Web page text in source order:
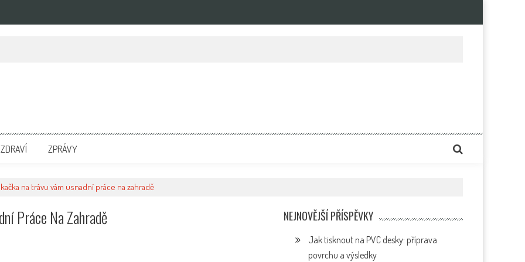
portálech. Press Media. Kde vydat Tiskovou zprávu? Na portále eKompetence
ZDRAVÍ ZPRÁVY
na trávu vám usnadní práce na zahradě
Práce Na Zahradě NEJNOVĚJŠÍ PŘÍSPĚVKY
Jak tisknout na PVC desky: příprava
povrchu a výsledky